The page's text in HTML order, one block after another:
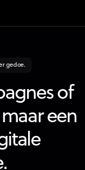
gedoe.
of
een